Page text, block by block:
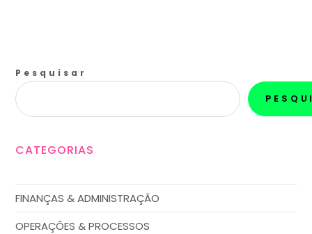
Pesquisar
CATEGORIAS
FINANÇAS & ADMINISTRAÇÃO
OPERAÇÕES & PROCESSOS